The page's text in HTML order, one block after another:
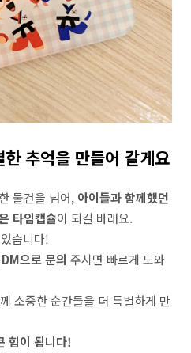
추억을 만들어 갈게요
물건을 넘어, 아이들과 함께했던
타임캡슐이 되길 바래요.
습니다!
DM으로 문의 주시면 빠르게 도와
소중한 순간들을 더 특별하게 만
힘이 됩니다!